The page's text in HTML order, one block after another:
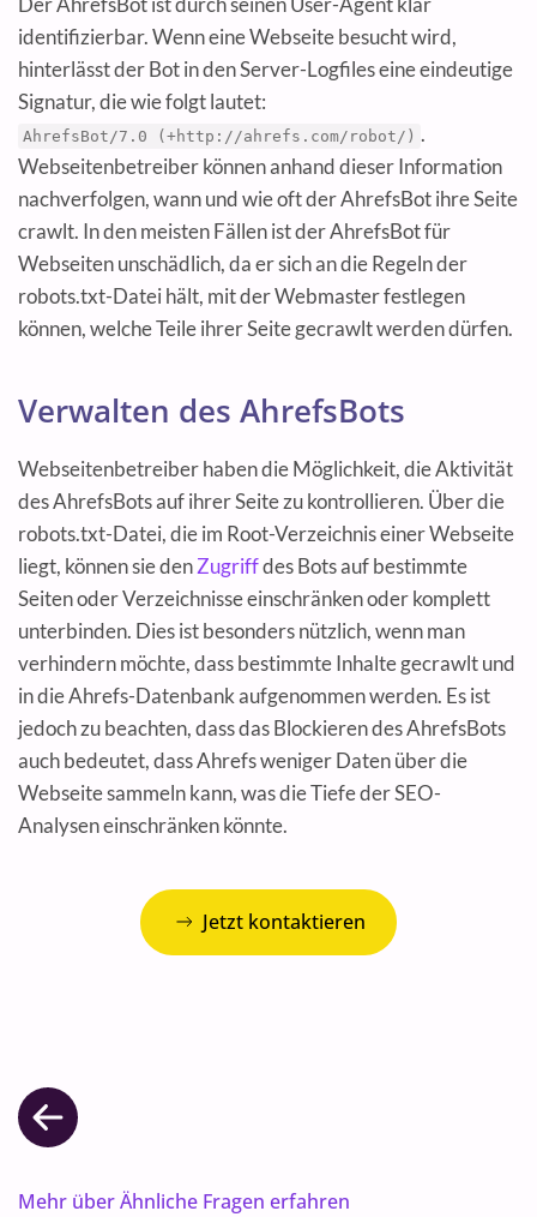
identifizierbar. Wenn eine Webseite besucht wird,
hinterlässt der Bot in den Server-Logfiles eine eindeutige
Signatur, die wie folgt lautet:
AhrefsBot/7.0 (+http://ahrefs.com/robot/) .
Webseitenbetreiber können anhand dieser Information
nachverfolgen, wann und wie oft der AhrefsBot ihre Seite
crawlt. In den meisten Fällen ist der AhrefsBot für
Webseiten unschädlich, da er sich an die Regeln der
robots.txt-Datei hält, mit der Webmaster festlegen
können, welche Teile ihrer Seite gecrawlt werden dürfen.
Verwalten des AhrefsBots
Webseitenbetreiber haben die Möglichkeit, die Aktivität
des AhrefsBots auf ihrer Seite zu kontrollieren. Über die
robots.txt-Datei, die im Root-Verzeichnis einer Webseite
liegt, können sie denZugriffdes Bots auf bestimmte
Seiten oder Verzeichnisse einschränken oder komplett
unterbinden. Dies ist besonders nützlich, wenn man
verhindern möchte, dass bestimmte Inhalte gecrawlt und
in die Ahrefs-Datenbank aufgenommen werden. Es ist
jedoch zu beachten, dass das Blockieren des AhrefsBots
auch bedeutet, dass Ahrefs weniger Daten über die
Webseite sammeln kann, was die Tiefe der SEO-
Analysen einschränken könnte.
Jetzt kontaktieren
Mehr über Ähnliche Fragen erfahren